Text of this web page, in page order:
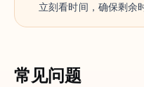
立刻看时间，确保剩余
常见问题